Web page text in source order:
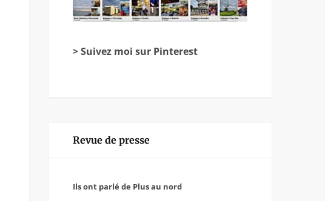
> Suivez moi sur Pinterest
Revue de presse
Ils ont parlé de Plus au nord